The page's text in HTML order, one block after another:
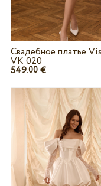
Свадебное платье
VK 020
549.00€